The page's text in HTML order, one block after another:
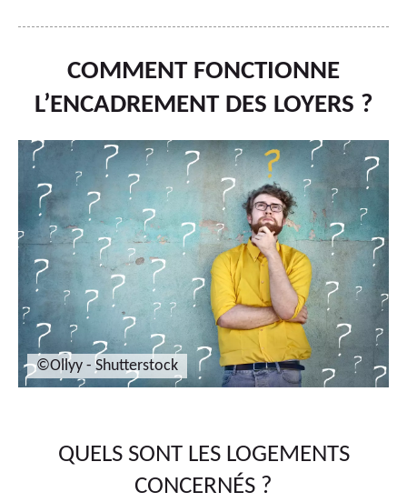
COMMENT FONCTIONNE
L’ENCADREMENT DES LOYERS ?
©Ollyy - Shutterstock
QUELS SONT LES LOGEMENTS
CONCERNÉS ?